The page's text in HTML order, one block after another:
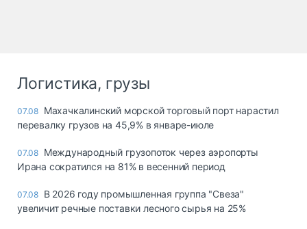
Логистика, грузы
07.08 Махачкалинский морской торговый порт нарастил
перевалку грузов на 45,9% в январе-июле
07.08 Международный грузопоток через аэропорты
Ирана сократился на 81% в весенний период
07.08 В 2026 году промышленная группа "Свеза"
увеличит речные поставки лесного сырья на 25%